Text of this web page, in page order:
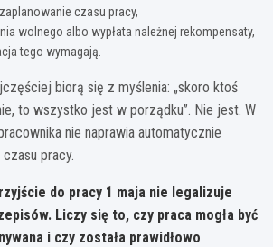
czasu pracy,
wolnego albo wypłata należnej rekompensaty,
tego wymagają.
biorą się z myślenia: „skoro ktoś
to wszystko jest w porządku”. Nie jest. W
nie naprawia automatycznie
czasu pracy.
do pracy 1 maja nie legalizuje
Liczy się to, czy praca mogła być
i czy została prawidłowo